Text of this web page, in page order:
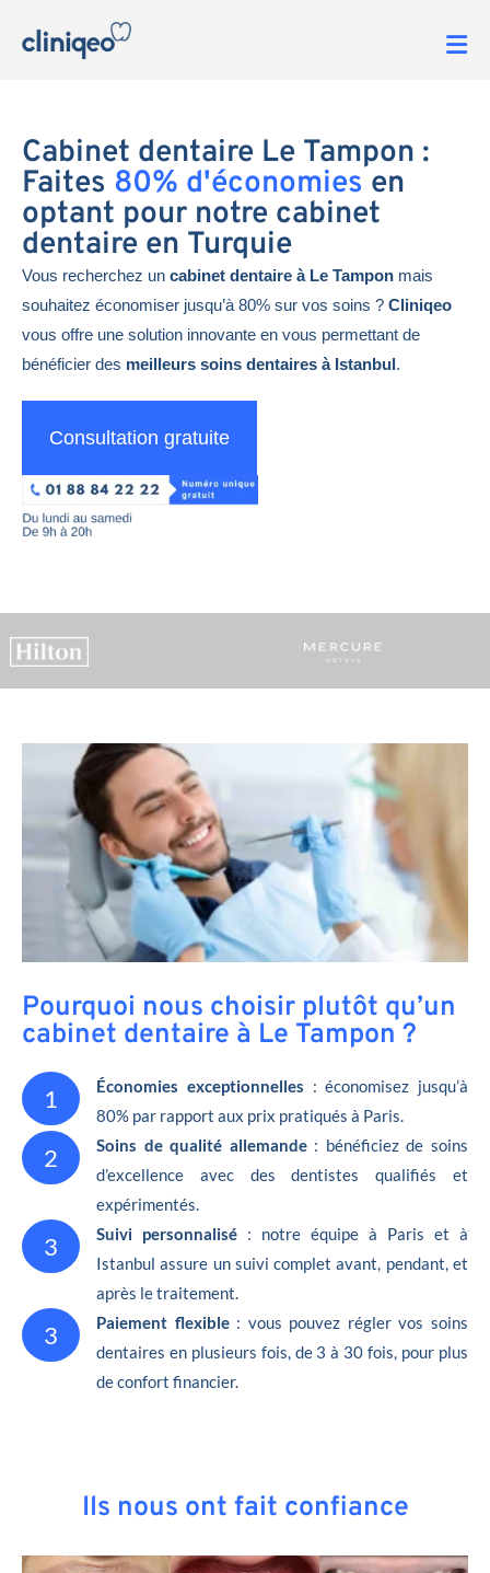
Cabinet dentaire Le Tampon :
Faites 80% d'économies en
optant pour notre cabinet
dentaire en Turquie
Vous recherchez un cabinet dentaire à Le Tampon mais
souhaitez économiser jusqu’à 80% sur vos soins ? Cliniqeo
vous offre une solution innovante en vous permettant de
bénéficier des meilleurs soins dentaires à Istanbul.
Consultation gratuite
Pourquoi nous choisir plutôt qu’un
cabinet dentaire à Le Tampon ?
1 Économies exceptionnelles : économisez jusqu’à
80% par rapport aux prix pratiqués à Paris.
2 Soins de qualité allemande: bénéficiez de soins
d’excellence avec des dentistes qualifiés et
expérimentés.
3 Suivi personnalisé : notre équipe à Paris et à
Istanbul assure un suivi complet avant, pendant, et
après le traitement.
3 Paiement flexible: vous pouvez régler vos soins
dentaires en plusieurs fois, de 3 à 30 fois, pour plus
de confort financier.
Ils nous ont fait confiance